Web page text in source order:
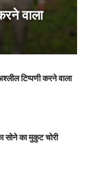
वाला
टिप्पणी करने वाला
सोने का मुकुट चोरी